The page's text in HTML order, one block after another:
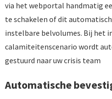
via het webportal handmatig
te schakelen of dit
instelbare belvolumes. Bij het
calamiteitenscenario wordt
gestuurd naar uw crisis team
Automatische